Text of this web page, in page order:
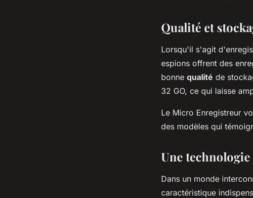
Qualité et
Lorsqu'il s'agit
espions offrent des
bonne qualité de
32 GO, ce qui laisse
Le Micro Enregistreur
des modèles qui
Une
Dans un monde
caractéristique